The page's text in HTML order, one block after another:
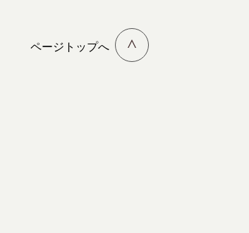
ページトップへ